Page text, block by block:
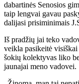
dabartinės Senosios
taip lengvai gavau
dalijasi prisiminimais
Iš pradžių jai teko
veikla pasikeitė
šokių kolektyvas liko
jaunajai meno vadovei.